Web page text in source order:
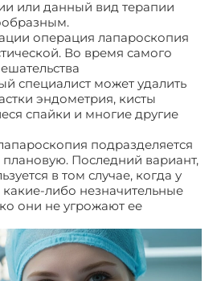
или данный вид терапии
операция лапароскопия
Во время самого
специалист может удалить
эндометрия, кисты
спайки и многие другие
подразделяется
Последний вариант,
в том случае, когда у
либо незначительные
они не угрожают ее